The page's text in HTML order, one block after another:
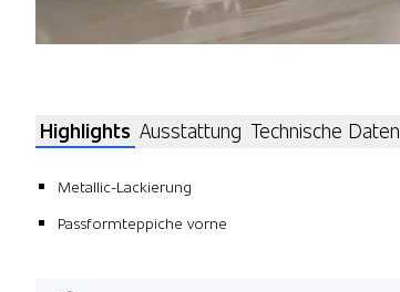
Highlights Ausstattung Technische Daten
Metallic-Lackierung
Passformteppiche vorne